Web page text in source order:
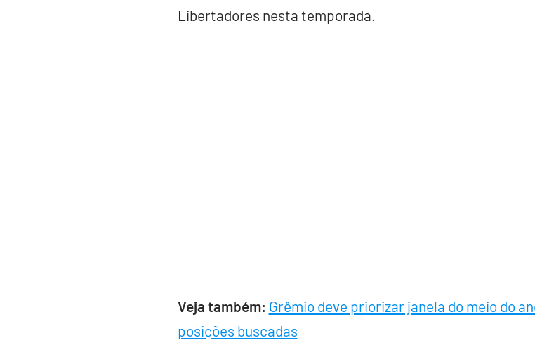
Libertadores nesta temporada.
Veja também: Grêmio deve priorizar janela do meio do
posições buscadas